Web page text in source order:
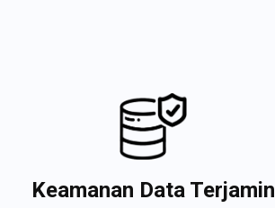
Keamanan Data Terjamin